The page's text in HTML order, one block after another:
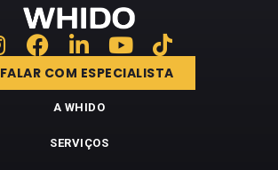
FALAR COM ESPECIALISTA
A WHIDO
SERVIÇOS